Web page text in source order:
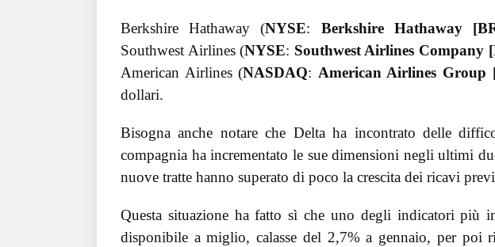
Berkshire Hathaway (NYSE: Berkshire Hathaway
Southwest Airlines (NYSE: Southwest Airlines Company
American Airlines (NASDAQ: American Airlines Group
dollari.
Bisogna anche notare che Delta ha incontrato delle
compagnia ha incrementato le sue dimensioni negli ultimi
nuove tratte hanno superato di poco la crescita dei ricavi
Questa situazione ha fatto sì che uno degli indicatori più
disponibile a miglio, calasse del 2,7% a gennaio, per poi